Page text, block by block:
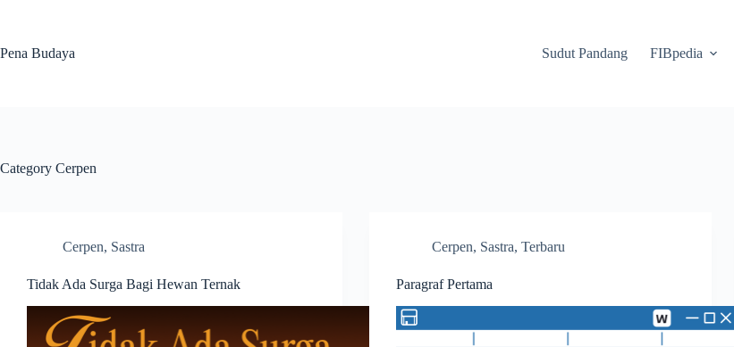
Pena Budaya
Sudut Pandang FIBpedia
Category Cerpen
Cerpen, Sastra
Tidak Ada Surga Bagi Hewan Ternak
Cerpen, Sastra,Terbaru
Paragraf Pertama